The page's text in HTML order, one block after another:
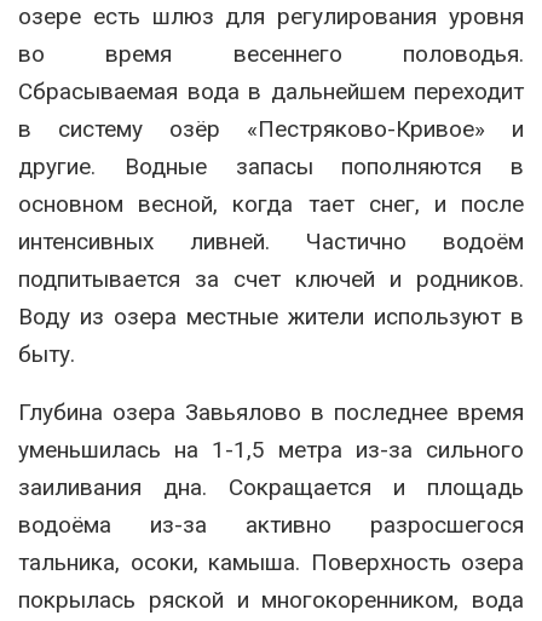
озере есть шлюз для регулирования уровня
во время весеннего половодья.
Сбрасываемая вода в дальнейшем переходит
в систему озёр «Пестряково-Кривое» и
другие. Водные запасы пополняются в
основном весной, когда тает снег, и после
интенсивных ливней. Частично водоём
подпитывается за счет ключей и родников.
Воду из озера местные жители используют в
быту.
Глубина озера Завьялово в последнее время
уменьшилась на 1-1,5 метра из-за сильного
заиливания дна. Сокращается и площадь
водоёма из-за активно разросшегося
тальника, осоки, камыша. Поверхность озера
покрылась ряской и многокоренником, вода